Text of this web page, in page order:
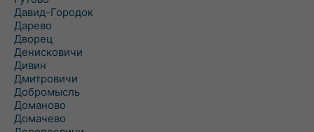
Давид-Городок
Дарево
Дворец
Денисковичи
Дивин
Дмитровичи
Добромысль
Доманово
Домачево